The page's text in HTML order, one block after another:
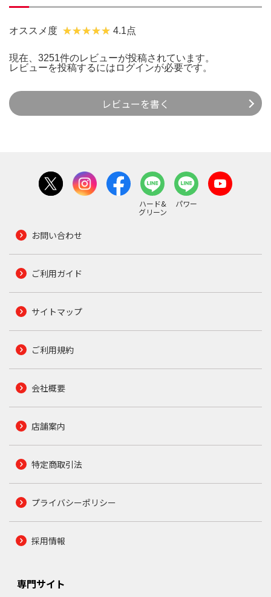
オススメ度 4.1点
現在、3251件のレビューが投稿されています。
レビューを投稿するには ログインが必要です。
レビューを書く
ハード&
グリーン
パワー
お問い合わせ
ご利用ガイド
サイトマップ
ご利用規約
会社概要
店舗案内
特定商取引法
プライバシーポリシー
採用情報
専門サイト